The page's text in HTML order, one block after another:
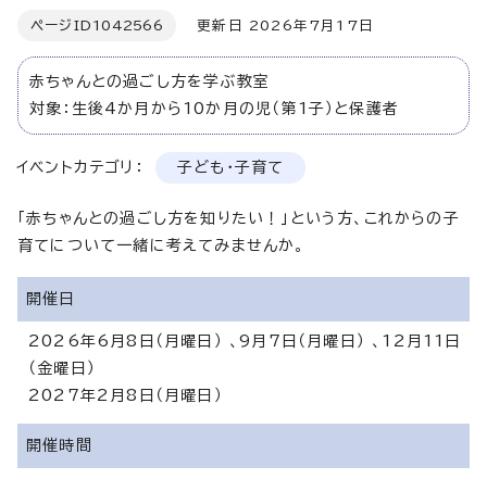
ページID 1042566 更新日 2026年7月17日
赤ちゃんとの過ごし方を学ぶ教室
対象：生後4か月から10か月の児（第1子）と保護者
イベントカテゴリ： 子ども・子育て
「赤ちゃんとの過ごし方を知りたい！」という方、これからの子
育てについて一緒に考えてみませんか。
開催日
2026年6月8日（月曜日） 、9月7日（月曜日） 、12月11日
（金曜日）
2027年2月8日（月曜日）
開催時間